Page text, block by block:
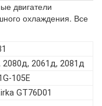
двигатели
охлаждения. Все
2061д, 2081д
105E
GT76D01